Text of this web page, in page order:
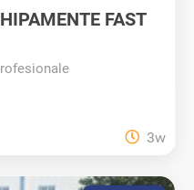
FAST
3w